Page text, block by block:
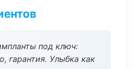
под ключ:
гарантия. Улыбка как